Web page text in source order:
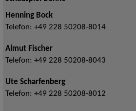
Henning Bock
Telefon: +49 228 50208-8014
Almut Fischer
Telefon: +49 228 50208-8043
Ute Scharfenberg
Telefon: +49 228 50208-8012